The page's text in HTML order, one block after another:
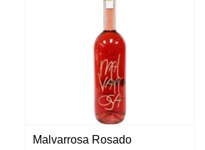
Malvarrosa Rosado